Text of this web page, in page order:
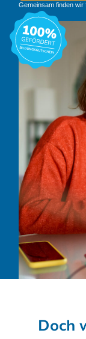
Gemeinsam finden wir
Doch